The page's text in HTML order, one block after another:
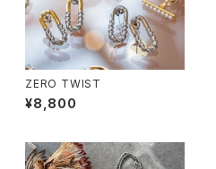
ZERO TWIST
¥8,800